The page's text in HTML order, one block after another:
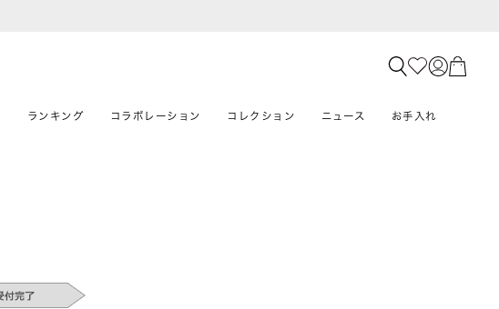
ランキング コラボレーション コレクション ニュース お手入れ